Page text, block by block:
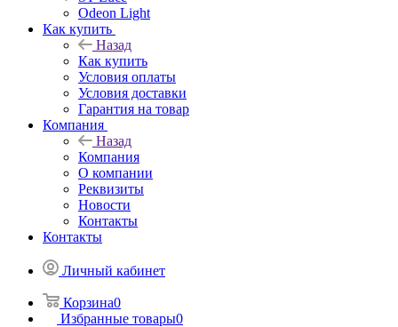
Odeon Light
Как купить
Назад
Как купить
Условия оплаты
Условия доставки
Гарантия на товар
Компания
Назад
Компания
О компании
Реквизиты
Новости
Контакты
Контакты
Личный кабинет
Корзина0
Избранные товары0